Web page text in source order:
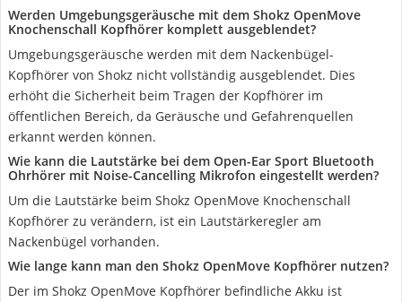
Werden Umgebungsgeräusche mit dem Shokz OpenMove
Knochenschall Kopfhörer komplett ausgeblendet?
Umgebungsgeräusche werden mit dem Nackenbügel-
Kopfhörer von Shokz nicht vollständig ausgeblendet. Dies
erhöht die Sicherheit beim Tragen der Kopfhörer im
öffentlichen Bereich, da Geräusche und Gefahrenquellen
erkannt werden können.
Wie kann die Lautstärke bei dem Open-Ear Sport Bluetooth
Ohrhörer mit Noise-Cancelling Mikrofon eingestellt werden?
Um die Lautstärke beim Shokz OpenMove Knochenschall
Kopfhörer zu verändern, ist ein Lautstärkeregler am
Nackenbügel vorhanden.
Wie lange kann man den Shokz OpenMove Kopfhörer nutzen?
Der im Shokz OpenMove Kopfhörer befindliche Akku ist